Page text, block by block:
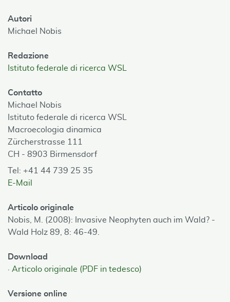
Autori
Michael Nobis
Redazione
Istituto federale di ricerca WSL
Contatto
Michael Nobis
Istituto federale di ricerca WSL
Macroecologia dinamica
Zürcherstrasse 111
CH - 8903 Birmensdorf
Tel: +41 44 739 25 35
E-Mail
Articolo originale
Nobis, M. (2008): Invasive Neophyten auch im Wald? -
Wald Holz 89, 8: 46-49.
Download
Articolo originale (PDF in tedesco)
Versione online